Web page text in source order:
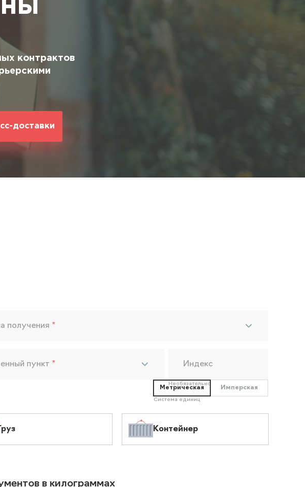
контрактов
доставки
получения *
пункт * Индекс
Необязательно
Метрическая Имперская
Система единиц
Контейнер
в килограммах